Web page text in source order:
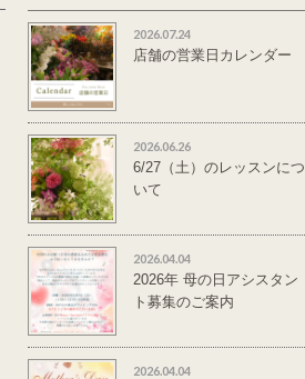
2026.07.24
店舗の営業日カレンダー
2026.06.26
6/27（土）のレッスンにつ
いて
2026.04.04
2026年 母の日アシスタン
ト募集のご案内
2026.04.04